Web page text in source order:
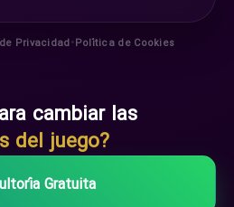
Privacidad•Política de Cookies
cambiar las
del juego?
Gratuita